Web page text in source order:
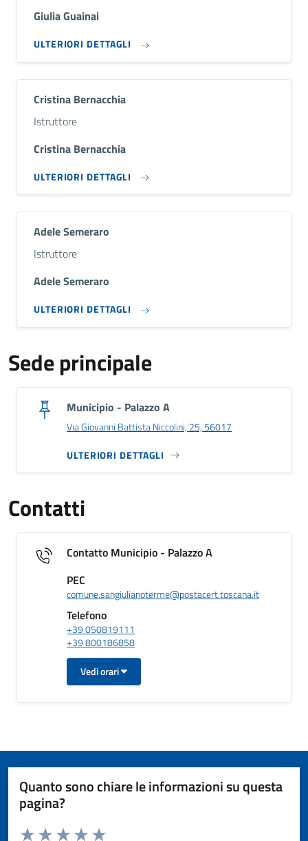
Giulia Guainai
ULTERIORI DETTAGLI
Cristina Bernacchia
Descrizione breve
Istruttore
Cristina Bernacchia
ULTERIORI DETTAGLI
Adele Semeraro
Descrizione breve
Istruttore
Adele Semeraro
ULTERIORI DETTAGLI
Sede principale
Municipio - Palazzo A
Via Giovanni Battista Niccolini, 25, 56017
ULTERIORI DETTAGLI
Contatti
Contatto Municipio - Palazzo A
PEC
comune.sangiulianoterme@postacert.toscana.it
Telefono
+39 050819111
+39 800186858
Vedi orari
Quanto sono chiare le informazioni su questa
pagina?
Valuta da 1 a 5 stelle la pagina